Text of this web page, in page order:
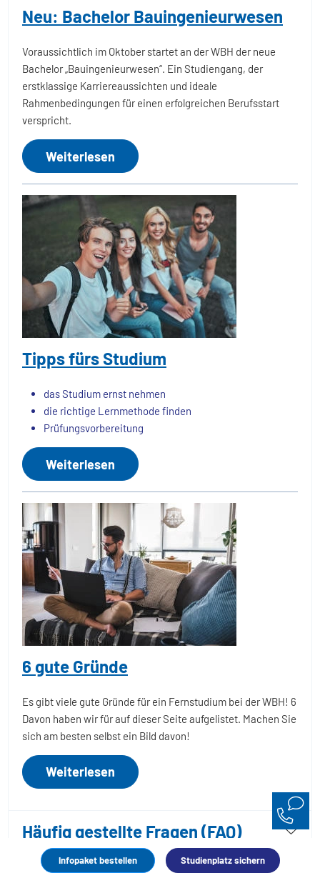
Infopaket bestellen Studienplatz sichern
Neu: Bachelor Bauingenieurwesen
Voraussichtlich im Oktober startet an der WBH der neue
Bachelor „Bauingenieurwesen“. Ein Studiengang, der
erstklassige Karriereaussichten und ideale
Rahmenbedingungen für einen erfolgreichen Berufsstart
verspricht.
Weiterlesen
Tipps fürs Studium
das Studium ernst nehmen
die richtige Lernmethode finden
Prüfungsvorbereitung
Weiterlesen
6 gute Gründe
Es gibt viele gute Gründe für ein Fernstudium bei der WBH! 6
Davon haben wir für auf dieser Seite aufgelistet. Machen Sie
sich am besten selbst ein Bild davon!
Weiterlesen
Häufig gestellte Fragen (FAQ)